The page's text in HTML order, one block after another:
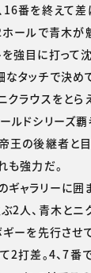
番を終えて差
ールで青木が
強目に打って
タッチで決め
ラウスをとら
ドシリーズ覇
の後継者と目
も強力だ。
ャラリーに囲
2人、青木とニ
ーを先行させ
2打差。4、7番